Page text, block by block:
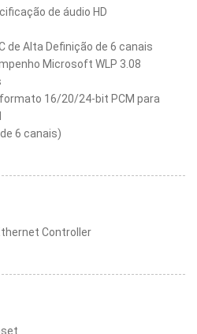
de áudio HD
de Alta Definição de 6 canais
Microsoft WLP 3.08
16/20/24-bit PCM para
6 canais)
Controller